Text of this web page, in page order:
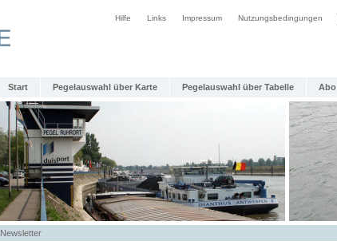
Hilfe Links Impressum Nutzungsbedingungen
Start Pegelauswahl über Karte Pegelauswahl über Tabelle Abo
Newsletter